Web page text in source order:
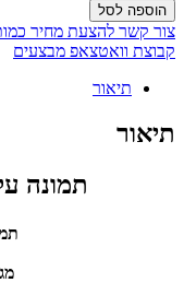
הוספה לסל
צור קשר להצעת מחיר
קבוצת וואטצאפ מבצעים
תיאור
תיאור
תמונה